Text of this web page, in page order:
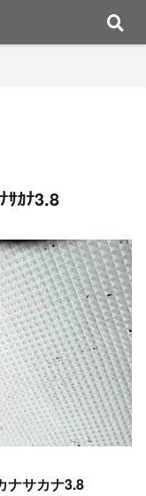
ｶﾅ3.8
ナサカナ3.8